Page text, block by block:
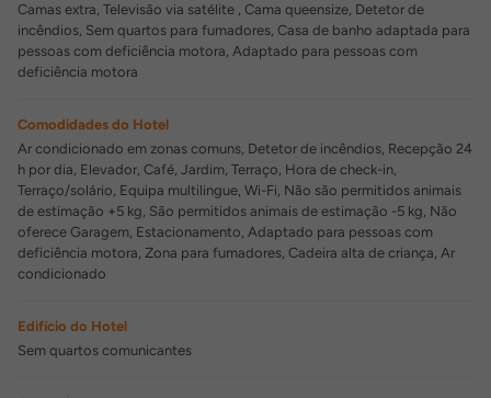
Camas extra, Televisão via satélite , Cama queensize, Detetor de
incêndios, Sem quartos para fumadores, Casa de banho adaptada para
pessoas com deficiência motora, Adaptado para pessoas com
deficiência motora
Comodidades do Hotel
Ar condicionado em zonas comuns, Detetor de incêndios, Recepção 24
h por dia, Elevador, Café, Jardim, Terraço, Hora de check-in,
Terraço/solário, Equipa multilingue, Wi-Fi, Não são permitidos animais
de estimação +5 kg, São permitidos animais de estimação -5 kg, Não
oferece Garagem, Estacionamento, Adaptado para pessoas com
deficiência motora, Zona para fumadores, Cadeira alta de criança, Ar
condicionado
Edifício do Hotel
Sem quartos comunicantes